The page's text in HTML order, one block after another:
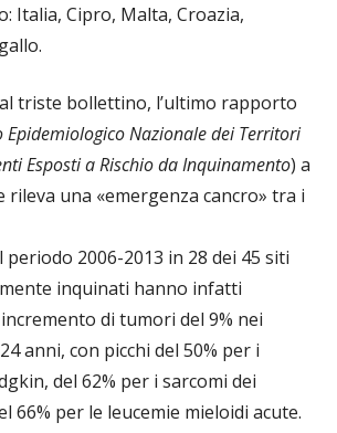
Italia, Cipro, Malta, Croazia,
triste bollettino, l’ultimo rapporto
Epidemiologico Nazionale dei Territori
Esposti a Rischio da Inquinamento) a
rileva una «emergenza cancro» tra i
2006-2013 in 28 dei 45 siti
inquinati hanno infatti
di tumori del 9% nei
anni, con picchi del 50% per i
del 62% per i sarcomi dei
66% per le leucemie mieloidi acute.